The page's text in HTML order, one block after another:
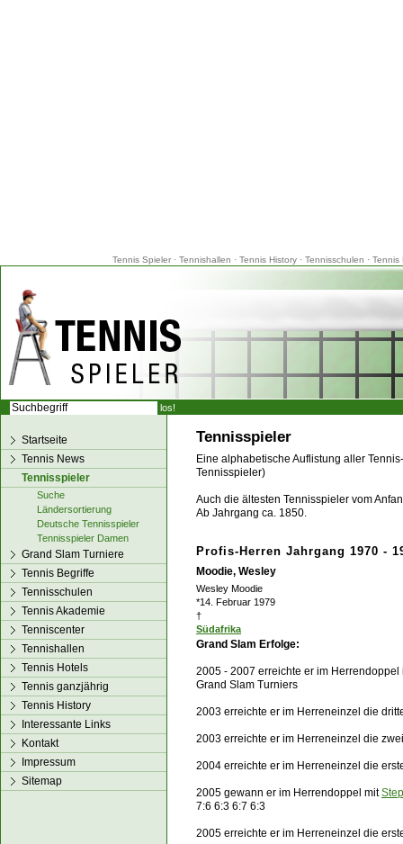
Tennis Spieler· Tennishallen · Tennis History· Tennisschulen · Tennis
Tennisspieler
Eine alphabetische Auflistung aller
Tennisspieler)
Auch die ältesten Tennisspieler vom
Ab Jahrgang ca. 1850.
Profis-Herren Jahrgang 1970 -
Moodie, Wesley
Wesley Moodie
*14. Februar 1979
†
Südafrika
Grand Slam Erfolge:
2005 - 2007 erreichte er im
Grand Slam Turniers
2003 erreichte er im Herreneinzel die
2003 erreichte er im Herreneinzel die
2004 erreichte er im Herreneinzel die
2005 gewann er im Herrendoppel mit
7:6 6:3 6:7 6:3
2005 erreichte er im Herreneinzel die
Startseite
Tennis News
Tennisspieler
Suche
Ländersortierung
Deutsche Tennisspieler
Tennisspieler Damen
Grand Slam Turniere
Tennis Begriffe
Tennisschulen
Tennis Akademie
Tenniscenter
Tennishallen
Tennis Hotels
Tennis ganzjährig
Tennis History
Interessante Links
Kontakt
Impressum
Sitemap
los!